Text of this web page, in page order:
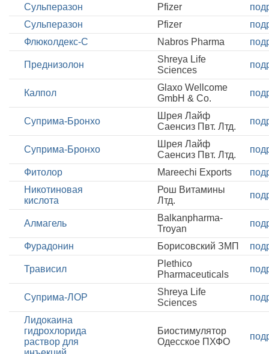
Сульперазон
Pfizer
Сульперазон
Pfizer
Флюколдекс-С
Nabros Pharma
Преднизолон
Shreya Life
Sciences
Калпол
Glaxo Wellcome
GmbH & Co.
Суприма-Бронхо
Шрея Лайф
Саенсиз Пвт. Лтд.
Суприма-Бронхо
Шрея Лайф
Саенсиз Пвт. Лтд.
Фитолор Mareechi Exports
Никотиновая
кислота
Рош Витамины
Лтд.
Алмагель
Balkanpharma-
Troyan
Фурадонин Борисовский ЗМП
Трависил
Plethico
Pharmaceuticals
Суприма-ЛОР
Shreya Life
Sciences
Лидокаина
гидрохлорида
раствор для
Биостимулятор
Одесское ПХФО